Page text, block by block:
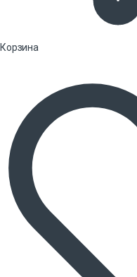
Корзина